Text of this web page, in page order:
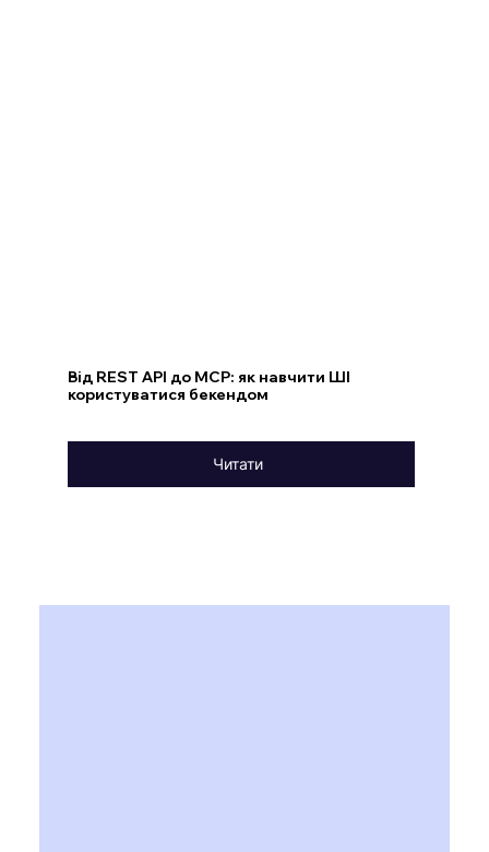
Від REST API до MCP: як навчити ШІ
користуватися бекендом
Читати